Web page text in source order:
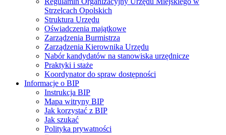
Strzelcach Opolskich
Struktura Urzędu
Oświadczenia majątkowe
Zarządzenia Burmistrza
Zarządzenia Kierownika Urzędu
Nabór kandydatów na stanowiska urzędnicze
Praktyki i staże
Koordynator do spraw dostępności
Informacje o BIP
Instrukcja BIP
Mapa witryny BIP
Jak korzystać z BIP
Jak szukać
Polityka prywatności